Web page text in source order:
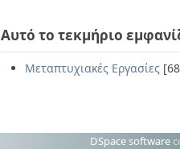
Αυτό το τεκμήριο
Μεταπτυχιακές Εργασίες
DSpace software